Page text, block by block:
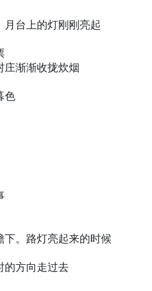
台上的灯刚刚亮起
庄渐渐收拢炊烟
色
下。路灯亮起来的时候
的方向走过去